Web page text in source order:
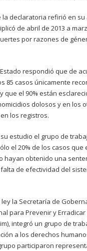
la declaratoria refirió en
de abril de 2013 a
por razones de
respondió que de
85 casos únicamente
que el 90% están
dolosos y en los
los registros.
estudio el grupo de
el 20% de los casos que
hayan obtenido una
de efectividad del
la Secretaría de
para Prevenir y
integró un grupo de
a los derechos
participaron